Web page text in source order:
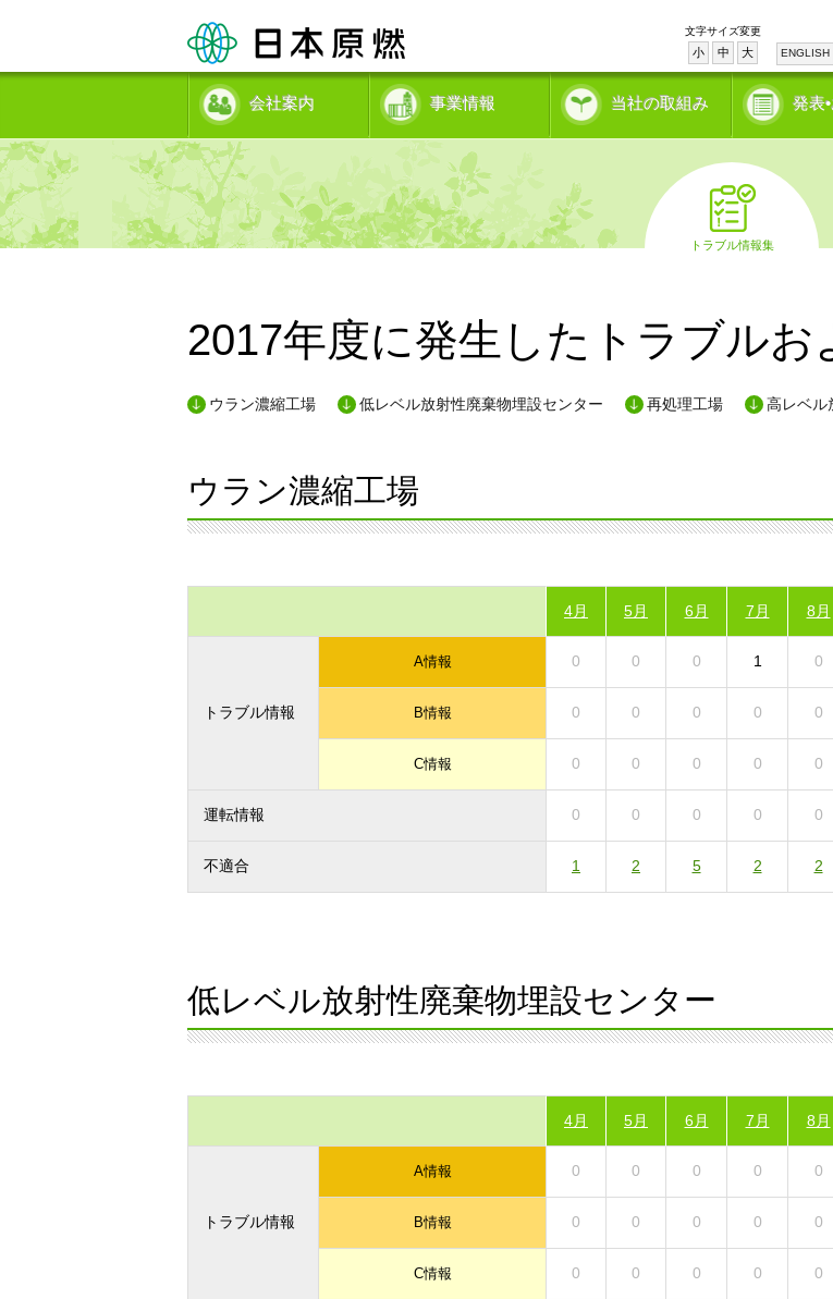
文字サイズ変更
小 中 大 ENGLISH
会社案内 事業情報 当社の取組み 発表
トラブル情報集
2017年度に発生したトラブルお
ウラン濃縮工場 低レベル放射性廃棄物埋設センター 再処理工場 高レベル
ウラン濃縮工場
4月 5月 6月 7月 8月
トラブル情報
A情報 0 0 0 1 0
B情報 0 0 0 0 0
C情報 0 0 0 0 0
運転情報 0 0 0 0 0
不適合 1 2 5 2 2
低レベル放射性廃棄物埋設センター
4月 5月 6月 7月 8月
トラブル情報
A情報 0 0 0 0 0
B情報 0 0 0 0 0
C情報 0 0 0 0 0